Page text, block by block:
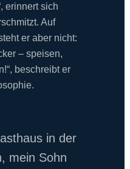
erinnert sich
Auf
er aber nicht:
– speisen,
beschreibt er
in der
mein Sohn